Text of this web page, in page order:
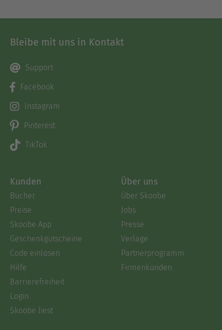
Bleibe mit uns in Kontakt
Support
Facebook
Instagram
Pinterest
TikTok
Kunden
Bücher
Preise
Skoobe App
Geschenkgutscheine
Code einlösen
Hilfe
Barrierefreiheit
Login
Skoobe liest
Über uns
Über Skoobe
Jobs
Presse
Verlage
Partnerprogramm
Firmenkunden